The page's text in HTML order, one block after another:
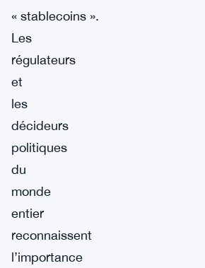
« stablecoins ».
Les
régulateurs
et
les
décideurs
politiques
du
monde
entier
reconnaissent
l’importance